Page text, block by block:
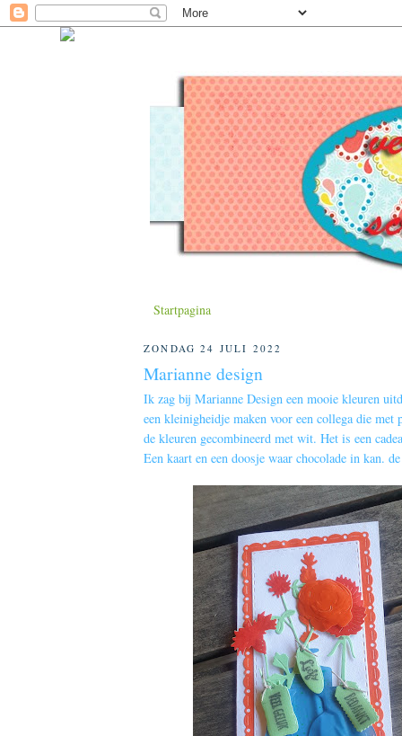
Startpagina
ZONDAG 24 JULI 2022
Marianne design
Ik zag bij Marianne Design een mooie kleuren
een kleinigheidje maken voor een collega die met
de kleuren gecombineerd met wit. Het is een
Een kaart en een doosje waar chocolade in kan.